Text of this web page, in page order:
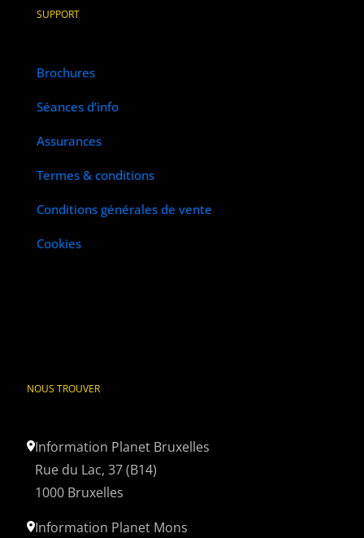
SUPPORT
Brochures
Séances d’info
Assurances
Termes & conditions
Conditions générales de vente
Cookies
NOUS TROUVER
Information Planet Bruxelles
Rue du Lac, 37 (B14)
1000 Bruxelles
Information Planet Mons